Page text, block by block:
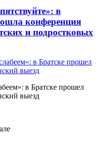
в
конференция
и подростковых
в Братске прошел
выезд